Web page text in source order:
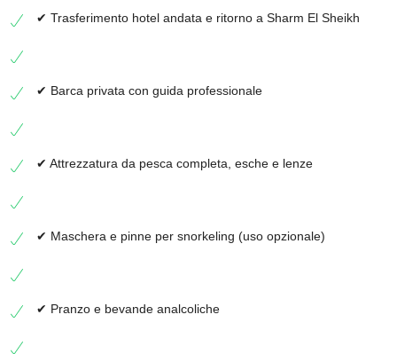
✔ Trasferimento hotel andata e ritorno a Sharm El Sheikh
✔ Barca privata con guida professionale
✔ Attrezzatura da pesca completa, esche e lenze
✔ Maschera e pinne per snorkeling (uso opzionale)
✔ Pranzo e bevande analcoliche